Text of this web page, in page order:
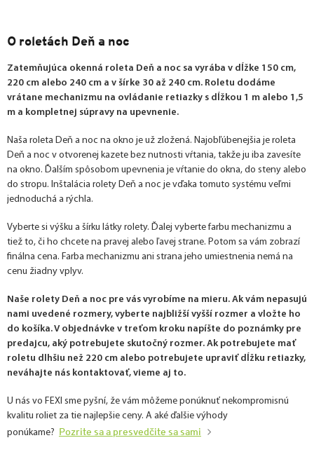
O roletách Deň a noc
Zatemňujúca okenná roleta Deň a noc sa vyrába v dĺžke 150 cm,
220 cm alebo 240 cm a v šírke 30 až 240 cm. Roletu dodáme
vrátane mechanizmu na ovládanie retiazky s dĺžkou 1 m alebo 1,5
m a kompletnej súpravy na upevnenie.
Naša roleta Deň a noc na okno je už zložená. Najobľúbenejšia je roleta
Deň a noc v otvorenej kazete bez nutnosti vŕtania, takže ju iba zavesíte
na okno. Ďalším spôsobom upevnenia je vŕtanie do okna, do steny alebo
do stropu. Inštalácia rolety Deň a noc je vďaka tomuto systému veľmi
jednoduchá a rýchla.
Vyberte si výšku a šírku látky rolety. Ďalej vyberte farbu mechanizmu a
tiež to, či ho chcete na pravej alebo ľavej strane. Potom sa vám zobrazí
finálna cena. Farba mechanizmu ani strana jeho umiestnenia nemá na
cenu žiadny vplyv.
Naše rolety Deň a noc pre vás vyrobíme na mieru. Ak vám nepasujú
nami uvedené rozmery, vyberte najbližší vyšší rozmer a vložte ho
do košíka. V objednávke v treťom kroku napíšte do poznámky pre
predajcu, aký potrebujete skutočný rozmer. Ak potrebujete mať
roletu dlhšiu než 220 cm alebo potrebujete upraviť dĺžku retiazky,
neváhajte nás kontaktovať, vieme aj to.
U nás vo FEXI sme pyšní, že vám môžeme ponúknuť nekompromisnú
kvalitu roliet za tie najlepšie ceny. A aké ďalšie výhody
ponúkame? Pozrite sa a presvedčite sa sami